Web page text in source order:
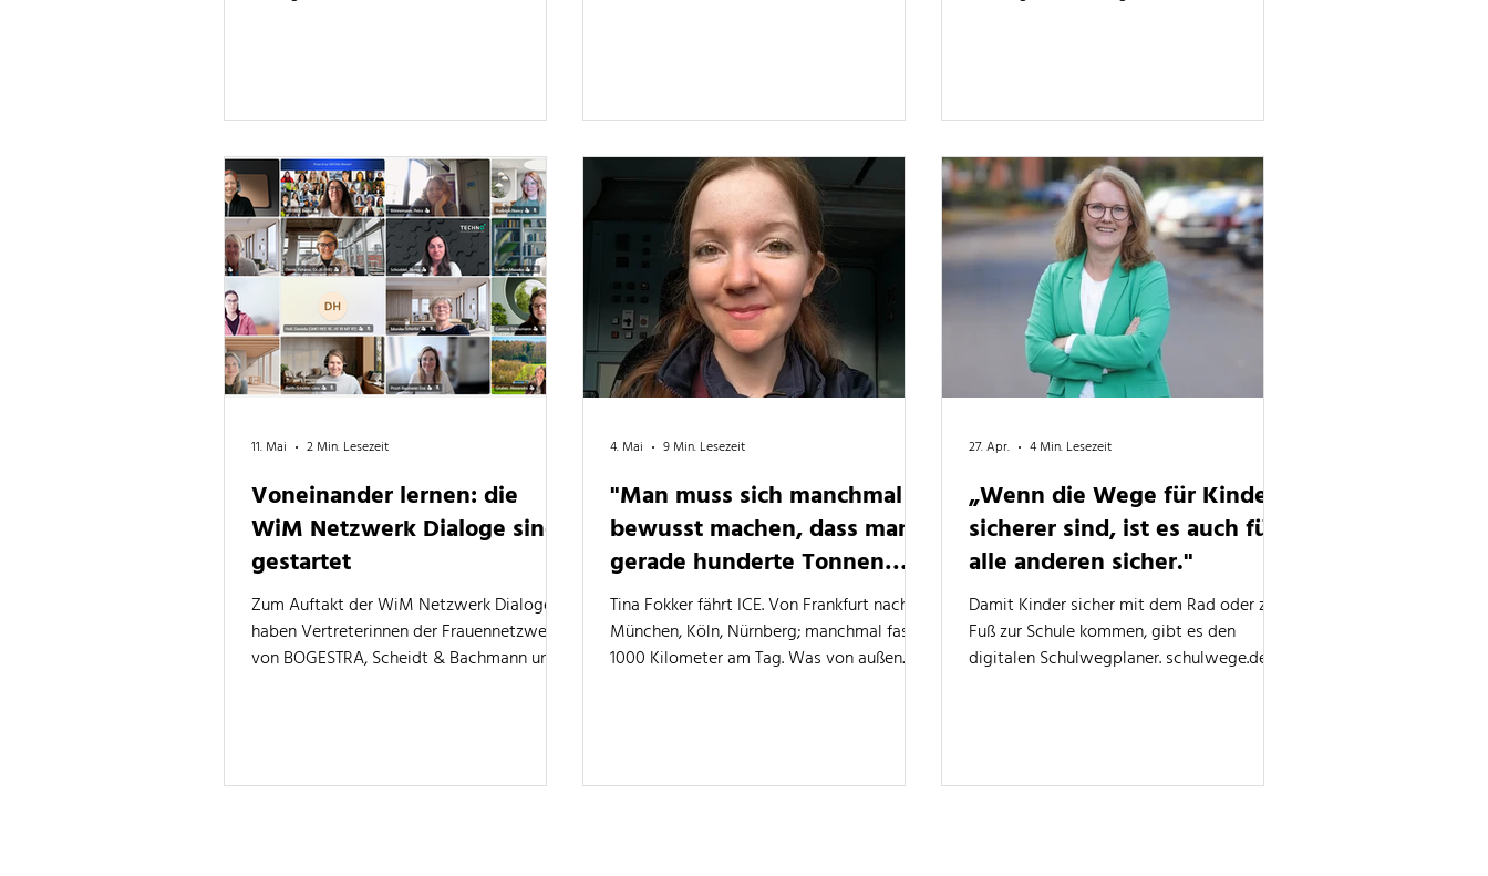
Netzwerks.
Voneinander lernen: die
WiM Netzwerk Dialoge sind
gestartet
Zum Auftakt der WiM Netzwerk Dialoge
haben Vertreterinnen der Frauennetzwerke
von BOGESTRA, Scheidt & Bachmann und
unterscheiden, die aber alle vor ähnlichen
11. Mai 2 Min. Lesezeit
"Man muss sich manchmal
bewusst machen, dass man
gerade hunderte Tonnen
Zug mit Menschen darin
bewegt."
Tina Fokker fährt ICE. Von Frankfurt nach
München, Köln, Nürnberg; manchmal fast
1000 Kilometer am Tag. Was von außen
rutschige Schienen und die Frage, wo man
4. Mai 9 Min. Lesezeit
„Wenn die Wege für Kinder
sicherer sind, ist es auch für
alle anderen sicher."
Damit Kinder sicher mit dem Rad oder zu
Fuß zur Schule kommen, gibt es den
digitalen Schulwegplaner. schulwege.de
worden. Wir haben mit Projektleiterin
27. Apr. 4 Min. Lesezeit